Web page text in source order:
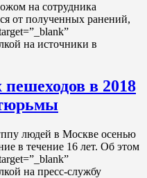
на сотрудника
от полученных ранений,
на источники в
в 2018
людей в Москве осенью
в течение 16 лет. Об этом
на пресс-службу